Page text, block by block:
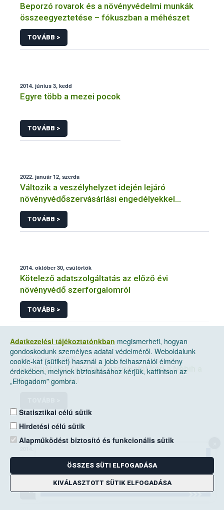
Beporzó rovarok és a növényvédelmi munkák
összeegyeztetése – fókuszban a méhészet
TOVÁBB >
2014. június 3, kedd
Egyre több a mezei pocok
TOVÁBB >
2022. január 12, szerda
Változik a veszélyhelyzet idején lejáró
növényvédőszervásárlási engedélyekkel
kapcsolatos szabályozás
TOVÁBB >
2014. október 30, csütörtök
Kötelező adatszolgáltatás az előző évi
növényvédő szerforgalomról
TOVÁBB >
2022. január 10, hétfő
A citrusfélék fokozott vizsgálatát kéri a Nébih a
forgalmazóktól
A mezei pocok elleni védekezési kötelezettség
a földhasználók kiemelt feladata
TOVÁBB >
Adatkezelési tájékoztatónkban megismerheti, hogyan
gondoskodunk személyes adatai védelméről. Weboldalunk
cookie-kat (sütiket) használ a jobb felhasználói élmény
érdekében, melynek biztosításához kérjük, kattintson az
„Elfogadom” gombra.
Statisztikai célú sütik
Hirdetési célú sütik
Alapműködést biztosító és funkcionális sütik
ÖSSZES SÜTI ELFOGADÁSA
KIVÁLASZTOTT SÜTIK ELFOGADÁSA